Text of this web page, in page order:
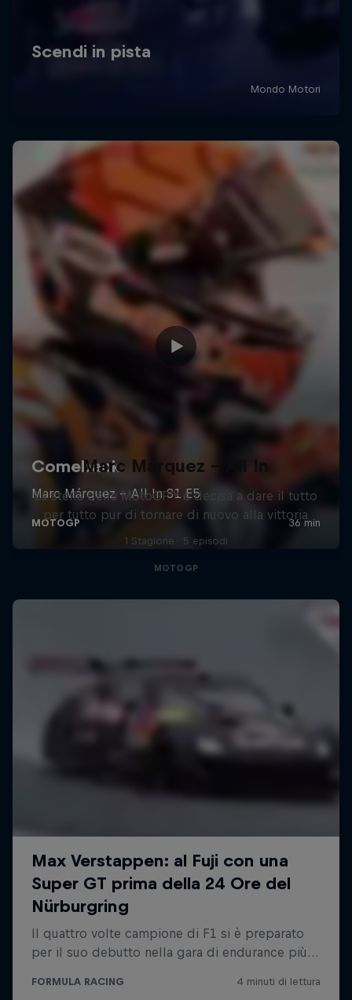
Marc Márquez – All In
La stella della MotoGP™ è decisa a dare il tutto
per tutto pur di tornare di nuovo alla vittoria
1 Stagione · 5 episodi
MOTOGP